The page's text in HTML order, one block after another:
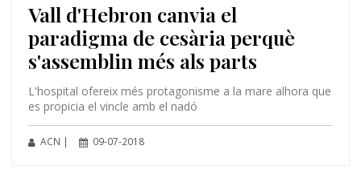
Vall d'Hebron canvia el
paradigma de cesària perquè
s'assemblin més als parts
L'hospital ofereix més protagonisme a la mare alhora que
es propicia el vincle amb el nadó
ACN | 09-07-2018